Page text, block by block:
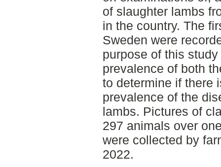
of slaughter lambs
in the country. The
Sweden were
purpose of this
prevalence of both
to determine if there
prevalence of the
lambs. Pictures of
297 animals over
were collected by
2022.